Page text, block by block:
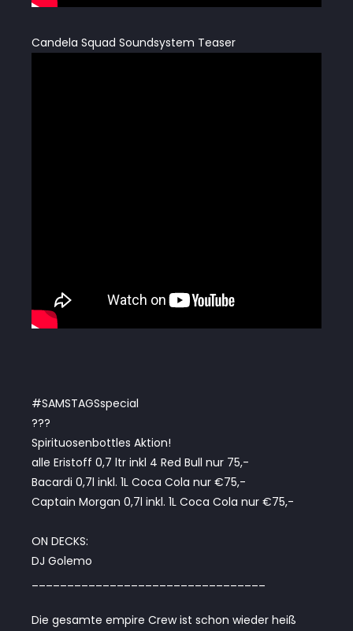
Candela Squad Soundsystem Teaser
#SAMSTAGSspecial
???
Spirituosenbottles Aktion!
alle Eristoff 0,7 ltr inkl 4 Red Bull nur 75,-
Bacardi 0,7l inkl. 1L Coca Cola nur €75,-
Captain Morgan 0,7l inkl. 1L Coca Cola nur €75,-
ON DECKS:
DJ Golemo
Die gesamte empire Crew ist schon wieder heiß